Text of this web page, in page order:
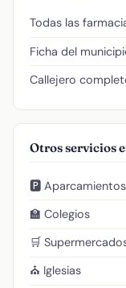
Todas las
Ficha del
Callejero
Otros servicios
🅿️ Aparcamientos
🏫 Colegios
🛒
⛪ Iglesias